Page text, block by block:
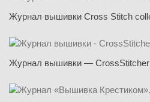
Журнал вышивки Cross Stitch
Журнал вышивки —